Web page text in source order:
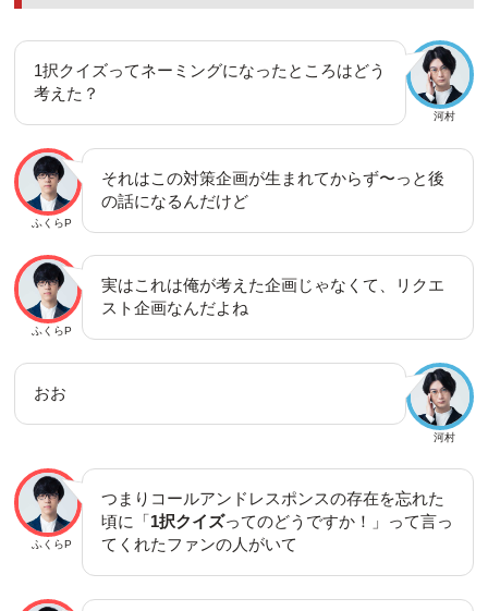
河村
1択クイズってネーミングになったところはどう
考えた？
ふくらP
それはこの対策企画が生まれてからず〜っと後
の話になるんだけど
ふくらP
実はこれは俺が考えた企画じゃなくて、リクエ
スト企画なんだよね
河村
おお
ふくらP
つまりコールアンドレスポンスの存在を忘れた
頃に「1択クイズってのどうですか！」って言っ
てくれたファンの人がいて